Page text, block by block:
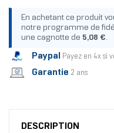
En achetant ce produit
notre programme de
une cagnotte de 5,08 €.
Paypal Payez en 4x si
Garantie 2 ans
DESCRIPTION